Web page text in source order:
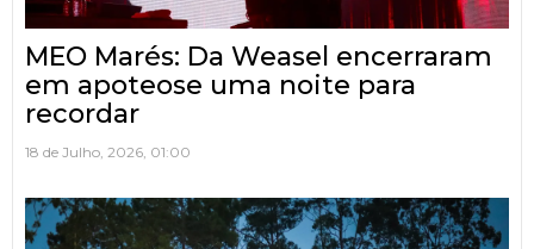
MEO Marés: Da Weasel encerraram
em apoteose uma noite para
recordar
18 de Julho, 2026, 01:00